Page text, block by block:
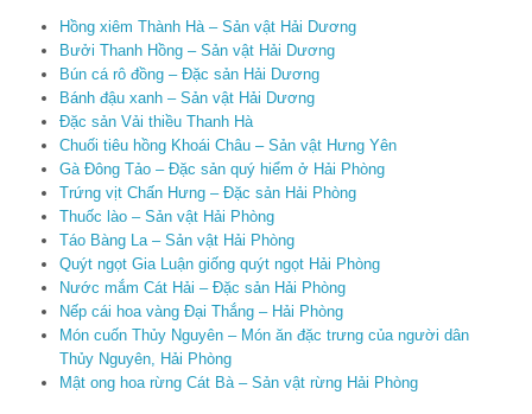
Hồng xiêm Thành Hà – Sản vật Hải Dương
Bưởi Thanh Hồng – Sản vật Hải Dương
Bún cá rô đồng – Đặc sản Hải Dương
Bánh đậu xanh – Sản vật Hải Dương
Đặc sản Vải thiều Thanh Hà
Chuối tiêu hồng Khoái Châu – Sản vật Hưng Yên
Gà Đông Tảo – Đặc sản quý hiểm ở Hải Phòng
Trứng vịt Chấn Hưng – Đặc sản Hải Phòng
Thuốc lào – Sản vật Hải Phòng
Táo Bàng La – Sản vật Hải Phòng
Quýt ngọt Gia Luận giống quýt ngọt Hải Phòng
Nước mắm Cát Hải – Đặc sản Hải Phòng
Nếp cái hoa vàng Đại Thắng – Hải Phòng
Món cuốn Thủy Nguyên – Món ăn đặc trưng của người dân
Thủy Nguyên, Hải Phòng
Mật ong hoa rừng Cát Bà – Sản vật rừng Hải Phòng